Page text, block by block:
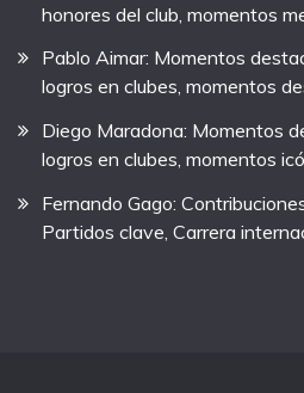
honores del club, momentos
Pablo Aimar: Momentos
logros en clubes, momentos
Diego Maradona: Momentos
logros en clubes, momentos
Fernando Gago:
Partidos clave, Carrera